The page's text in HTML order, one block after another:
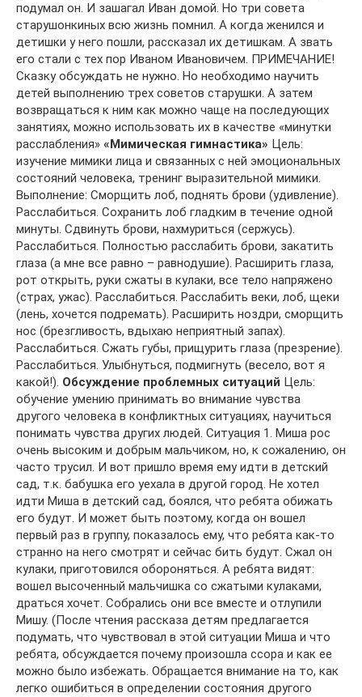
подумал он. И зашагал Иван домой. Но три совета
старушонкиных всю жизнь помнил. А когда женился и
детишки у него пошли, рассказал их детишкам. А звать
его стали с тех пор Иваном Ивановичем. ПРИМЕЧАНИЕ!
Сказку обсуждать не нужно. Но необходимо научить
детей выполнению трех советов старушки. А затем
возвращаться к ним как можно чаще на последующих
занятиях, можно использовать их в качестве «минутки
расслабления» «Мимическая гимнастика» Цель:
изучение мимики лица и связанных с ней эмоциональных
состояний человека, тренинг выразительной мимики.
Выполнение: Сморщить лоб, поднять брови (удивление).
Расслабиться. Сохранить лоб гладким в течение одной
минуты. Сдвинуть брови, нахмуриться (сержусь).
Расслабиться. Полностью расслабить брови, закатить
глаза (а мне все равно – равнодушие). Расширить глаза,
рот открыть, руки сжаты в кулаки, все тело напряжено
(страх, ужас). Расслабиться. Расслабить веки, лоб, щеки
(лень, хочется подремать). Расширить ноздри, сморщить
нос (брезгливость, вдыхаю неприятный запах).
Расслабиться. Сжать губы, прищурить глаза (презрение).
Расслабиться. Улыбнуться, подмигнуть (весело, вот я
какой!). Обсуждение проблемных ситуаций Цель:
обучение умению принимать во внимание чувства
другого человека в конфликтных ситуациях, научиться
понимать чувства других людей. Ситуация 1. Миша рос
очень высоким и добрым мальчиком, но, к сожалению, он
часто трусил. И вот пришло время ему идти в детский
сад, т.к. бабушка его уехала в другой город. Не хотел
идти Миша в детский сад, боялся, что ребята обижать
его будут. И может быть поэтому, когда он вошел
первый раз в группу, показалось ему, что ребята как-то
странно на него смотрят и сейчас бить будут. Сжал он
кулаки, приготовился обороняться. А ребята видят:
вошел высоченный мальчишка со сжатыми кулаками,
драться хочет. Собрались они все вместе и отлупили
Мишу. (После чтения рассказа детям предлагается
подумать, что чувствовал в этой ситуации Миша и что
ребята, обсуждается почему произошла ссора и как ее
можно было избежать. Обращается внимание на то, как
легко ошибиться в определении состояния другого